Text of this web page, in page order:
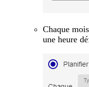
Chaque
une heure